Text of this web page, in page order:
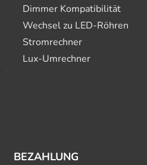
Dimmer Kompatibilität
Wechsel zu LED-Röhren
Stromrechner
Lux-Umrechner
BEZAHLUNG